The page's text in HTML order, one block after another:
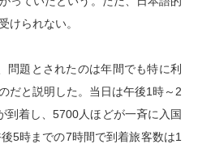
けられない。
題とされたのは年間でも特に利
だと説明した。当日は午後1時～2
到着し、5700人ほどが一斉に入国
5時までの7時間で到着旅客数は1